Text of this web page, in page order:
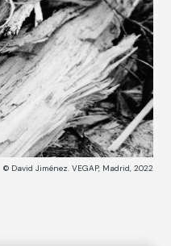
© David Jiménez. VEGAP, Madrid, 2022